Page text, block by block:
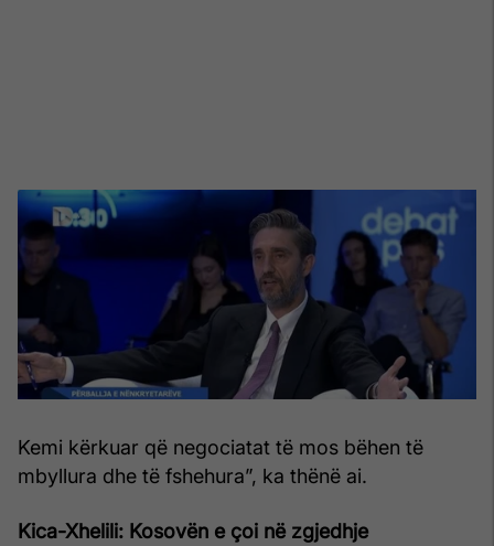
Kemi kërkuar që negociatat të mos bëhen të
mbyllura dhe të fshehura”, ka thënë ai.
Kica-Xhelili: Kosovën e çoi në zgjedhje